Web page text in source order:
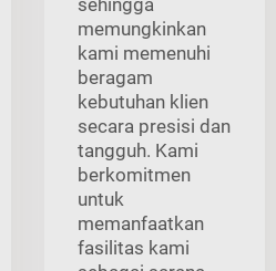
memungkinkan
kami memenuhi
beragam
kebutuhan klien
secara presisi dan
tangguh. Kami
berkomitmen
untuk
memanfaatkan
fasilitas kami